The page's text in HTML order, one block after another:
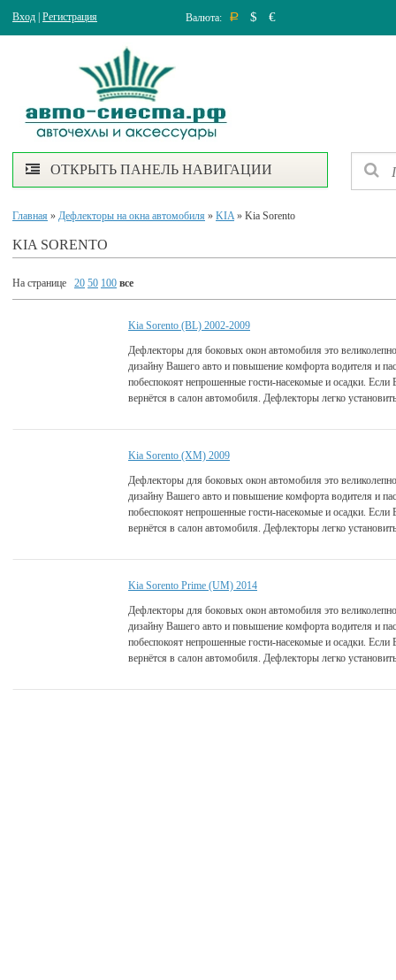
Вход Регистрация Валюта: Р $ €
ОТКРЫТЬ ПАНЕЛЬ НАВИГАЦИИ
Главная » Дефлекторы на окна автомобиля » KIA» Kia Sorento
KIA SORENTO
На странице 20 50 100 все
Kia Sorento (BL) 2002-2009
Дефлекторы для боковых окон автомобиля это
дизайну Вашего авто и повышение комфорта водителя и
побеспокоят непрошенные гости-насекомые и осадки.
вернётся в салон автомобиля. Дефлекторы легко
Kia Sorento (XM) 2009
Дефлекторы для боковых окон автомобиля это
дизайну Вашего авто и повышение комфорта водителя и
побеспокоят непрошенные гости-насекомые и осадки.
вернётся в салон автомобиля. Дефлекторы легко
Kia Sorento Prime (UM) 2014
Дефлекторы для боковых окон автомобиля это
дизайну Вашего авто и повышение комфорта водителя и
побеспокоят непрошенные гости-насекомые и осадки.
вернётся в салон автомобиля. Дефлекторы легко